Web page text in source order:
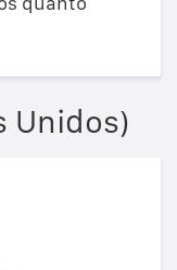
Unidos)